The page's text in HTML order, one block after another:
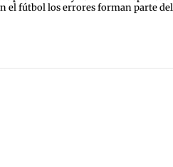
el fútbol los errores forman parte